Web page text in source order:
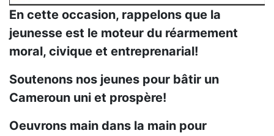
En cette occasion, rappelons que la
jeunesse est le moteur du réarmement
moral, civique et entreprenarial!
Soutenons nos jeunes pour bâtir un
Cameroun uni et prospère!
Oeuvrons main dans la main pour